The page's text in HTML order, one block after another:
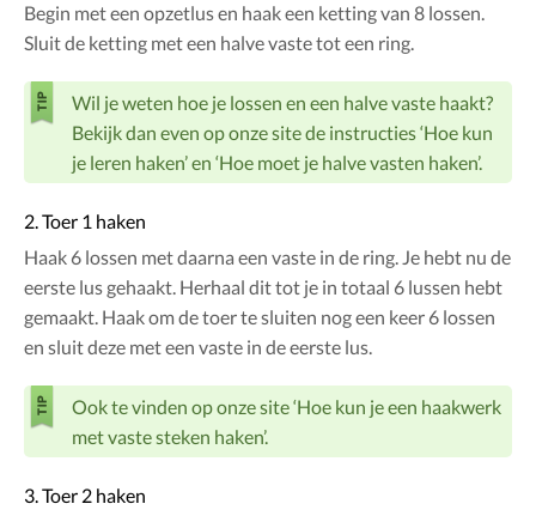
Begin met een opzetlus en haak een ketting van 8 lossen.
Sluit de ketting met een halve vaste tot een ring.
Wil je weten hoe je lossen en een halve vaste haakt?
Bekijk dan even op onze site de instructies ‘Hoe kun
je leren haken’ en ‘Hoe moet je halve vasten haken’.
2. Toer 1 haken
Haak 6 lossen met daarna een vaste in de ring. Je hebt nu de
eerste lus gehaakt. Herhaal dit tot je in totaal 6 lussen hebt
gemaakt. Haak om de toer te sluiten nog een keer 6 lossen
en sluit deze met een vaste in de eerste lus.
Ook te vinden op onze site ‘Hoe kun je een haakwerk
met vaste steken haken’.
3. Toer 2 haken